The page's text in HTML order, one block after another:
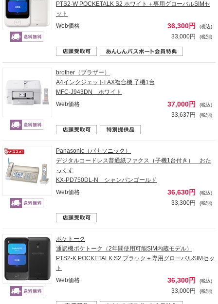
PTS2-W POCKETALK S2 ホワイト＋専用グローバルSIMセ
ット
Web価格
36,300円 (税込)
33,000円 (税別)
brother（ブラザー）
A4インクジェットFAX複合機 子機1台
MFC-J943DN ホワイト
Web価格
37,000円 (税込)
33,637円 (税別)
Panasonic（パナソニック）
デジタルコードレス普通紙ファクス（子機1台付き） おた
っくす
KX-PD750DL-N シャンパンゴールド
Web価格
36,630円 (税込)
33,300円 (税別)
ポケトーク
通訳機ポケトーク（2年間使用可能SIM内蔵モデル）
PTS2-K POCKETALK S2 ブラック＋専用グローバルSIMセッ
ト
Web価格
36,300円 (税込)
33,000円 (税別)